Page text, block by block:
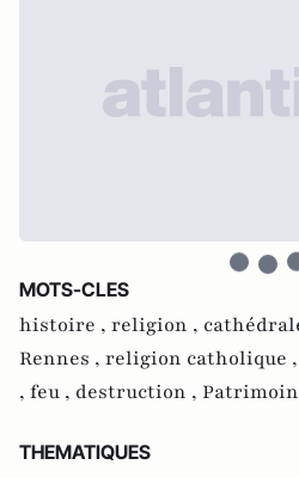
MOTS-CLES
histoire , religion ,
Rennes , religion catholique ,
, feu , destruction ,
THEMATIQUES